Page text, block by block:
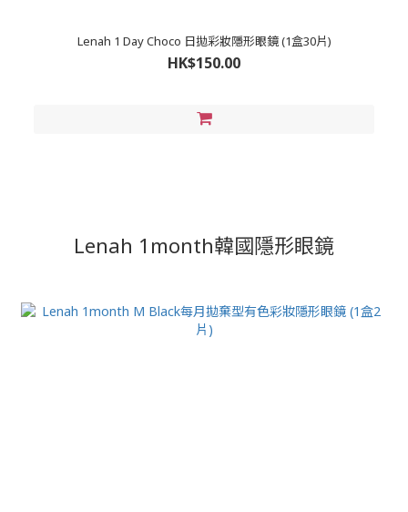
Lenah 1 Day Choco 日拋彩妝隱形眼鏡 (1盒30片)
HK$150.00
Lenah 1month韓國隱形眼鏡